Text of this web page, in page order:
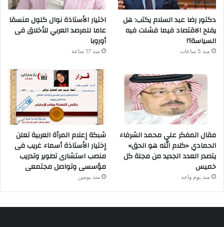
دكتور رضا عبد السلام يكتب: هل
يفلح الاقتصاد فيما فشلت فيه
السياسة؟!
منذ 5 ساعات
اختيار الأستاذة نوال كلول منسقا
عاما للمرصد العربي للأخلاق فى
أوروبا
منذ 17 ساعة
مقال المفكر علي محمد الشرفاء
الحمادي «كلام الله هو الحق»
يتصدر العدد الجديد من مجلة كل
خميس
منذ يوم واحد
شبكة إعلام المرأة العربية تعلن
إختيار الأستاذة أسماء غريب فى
منصب استشارى تطوير وتدريب
مؤسسى وتواصل مجتمعى
منذ يومين